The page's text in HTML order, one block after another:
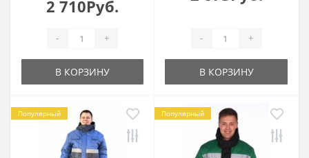
2 710Руб.
- +
В КОРЗИНУ
- +
В КОРЗИНУ
Популярный Популярный